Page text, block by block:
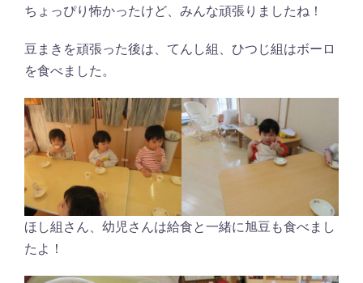
ちょっぴり怖かったけど、みんな頑張りましたね！
豆まきを頑張った後は、てんし組、ひつじ組はボーロ
を食べました。
ほし組さん、幼児さんは給食と一緒に旭豆も食べまし
たよ！